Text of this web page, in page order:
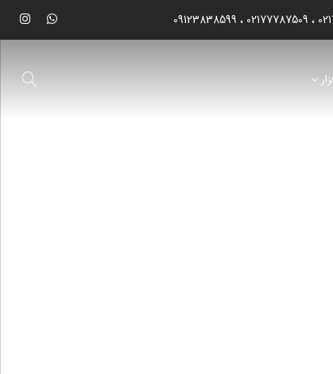
02177787509
09123838599